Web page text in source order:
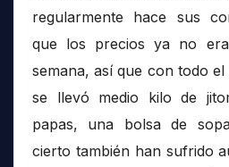
regularmente hace sus
que los precios ya no
semana, así que con todo
se llevó medio kilo de
papas, una bolsa de
cierto también han sufrido